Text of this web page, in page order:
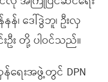
ဒေါ်ဒွဲဘူ၊ ဦးလှ
းဦး တို့ ပါဝင်သည်။
ေးအဖွဲ့တွင် DPN